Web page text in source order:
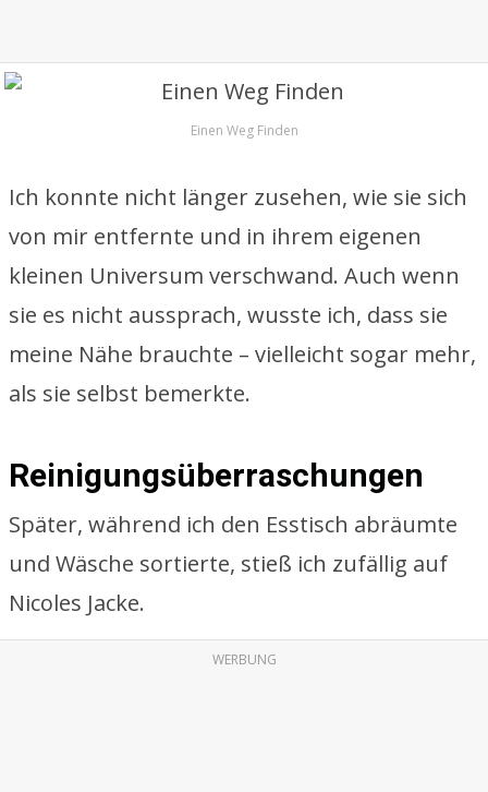
Einen Weg Finden
Ich konnte nicht länger zusehen, wie sie sich
von mir entfernte und in ihrem eigenen
kleinen Universum verschwand. Auch wenn
sie es nicht aussprach, wusste ich, dass sie
meine Nähe brauchte – vielleicht sogar mehr,
als sie selbst bemerkte.
Reinigungsüberraschungen
Später, während ich den Esstisch abräumte
und Wäsche sortierte, stieß ich zufällig auf
Nicoles Jacke.
WERBUNG